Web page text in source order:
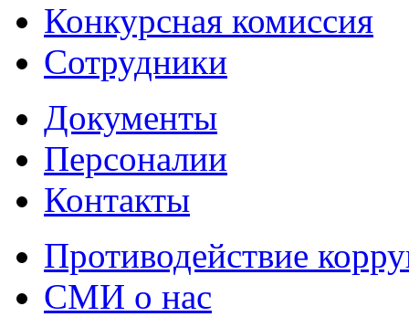
Конкурсная комиссия
Сотрудники
Документы
Персоналии
Контакты
Противодействие
СМИ о нас